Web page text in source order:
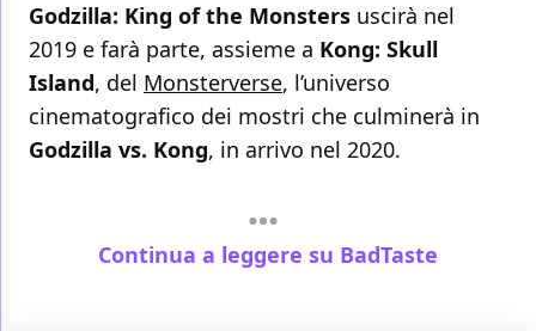
Godzilla: King of the Monsters uscirà nel
2019 e farà parte, assieme a Kong: Skull
Island, del Monsterverse, l’universo
cinematografico dei mostri che culminerà in
Godzilla vs. Kong, in arrivo nel 2020.
Continua a leggere su BadTaste